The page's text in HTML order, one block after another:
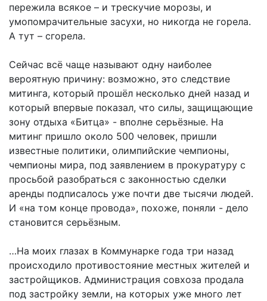
пережила всякое – и трескучие морозы, и
умопомрачительные засухи, но никогда не горела.
А тут – сгорела.
Сейчас всё чаще называют одну наиболее
вероятную причину: возможно, это следствие
митинга, который прошёл несколько дней назад и
который впервые показал, что силы, защищающие
зону отдыха «Битца» - вполне серьёзные. На
митинг пришло около 500 человек, пришли
известные политики, олимпийские чемпионы,
чемпионы мира, под заявлением в прокуратуру с
просьбой разобраться с законностью сделки
аренды подписалось уже почти две тысячи людей.
И «на том конце провода», похоже, поняли - дело
становится серьёзным.
…На моих глазах в Коммунарке года три назад
происходило противостояние местных жителей и
застройщиков. Администрация совхоза продала
под застройку земли, на которых уже много лет